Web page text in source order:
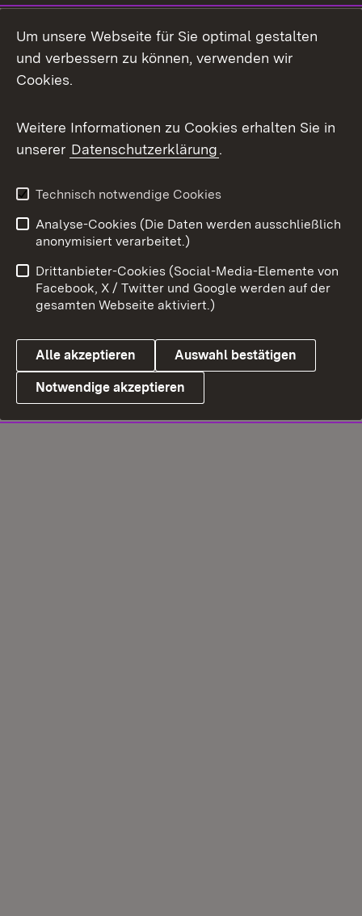
Um unsere Webseite für Sie optimal gestalten
und verbessern zu können, verwenden wir
Cookies.
Weitere Informationen zu Cookies erhalten Sie in
unserer Datenschutzerklärung.
Technisch notwendige Cookies
Analyse-Cookies (Die Daten werden ausschließlich
anonymisiert verarbeitet.)
Drittanbieter-Cookies (Social-Media-Elemente von
Facebook, X / Twitter und Google werden auf der
gesamten Webseite aktiviert.)
Alle akzeptieren Auswahl bestätigen
Notwendige akzeptieren